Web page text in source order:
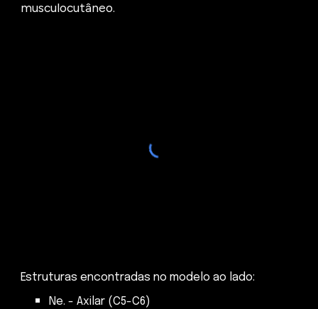
musculocutâneo.
Estruturas encontradas no modelo ao lado:
Ne.- Axilar (C5-C6)